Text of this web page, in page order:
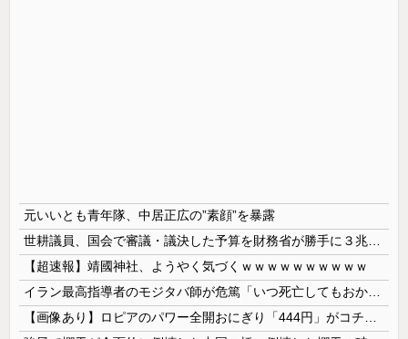
元いいとも青年隊、中居正広の”素顔”を暴露
【超速報】靖國神社、ようやく気づくｗｗｗｗｗｗｗｗｗｗ